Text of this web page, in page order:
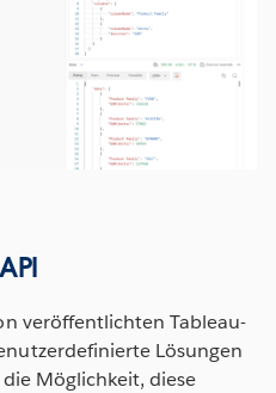
veröffentlichten Tableau-
Lösungen
Möglichkeit, diese